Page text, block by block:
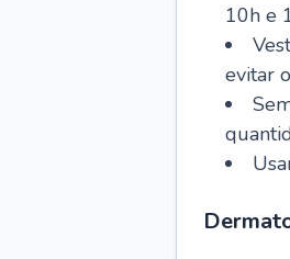
10h e
evitar